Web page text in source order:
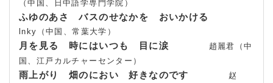
（中国、日中語学専門学院）
ふゆのあさ バスのせなかを おいかける
lnky（中国、常葉大学）
月を見る 時にはいつも 目に涙
趙麗君（中
国、江戸カルチャーセンター）
雨上がり 畑のにおい 好きなのです
赵